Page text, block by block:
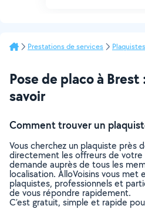
Prestations de services Plaquistes
Pose de placo à
savoir
Comment trouver un
Vous cherchez un plaquiste près
directement les offreurs de
demande auprès de tous les
localisation. AlloVoisins vous met
plaquistes, professionnels et
de vous répondre rapidement.
C’est gratuit, simple et rapide